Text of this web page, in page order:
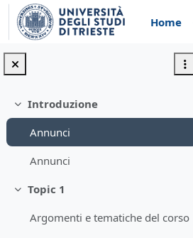
Vai al contenuto principale
Home
Minimizza
Introduzione
Annunci
Annunci
Minimizza
Topic 1
Argomenti e tematiche del corso